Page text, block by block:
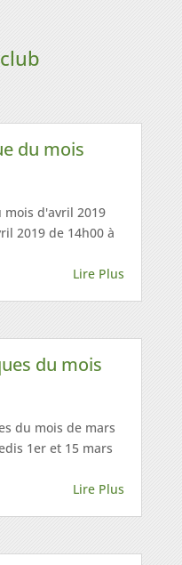
du mois
mois d'avril 2019
2019 de 14h00 à
Lire Plus
du mois
du mois de mars
1er et 15 mars
Lire Plus